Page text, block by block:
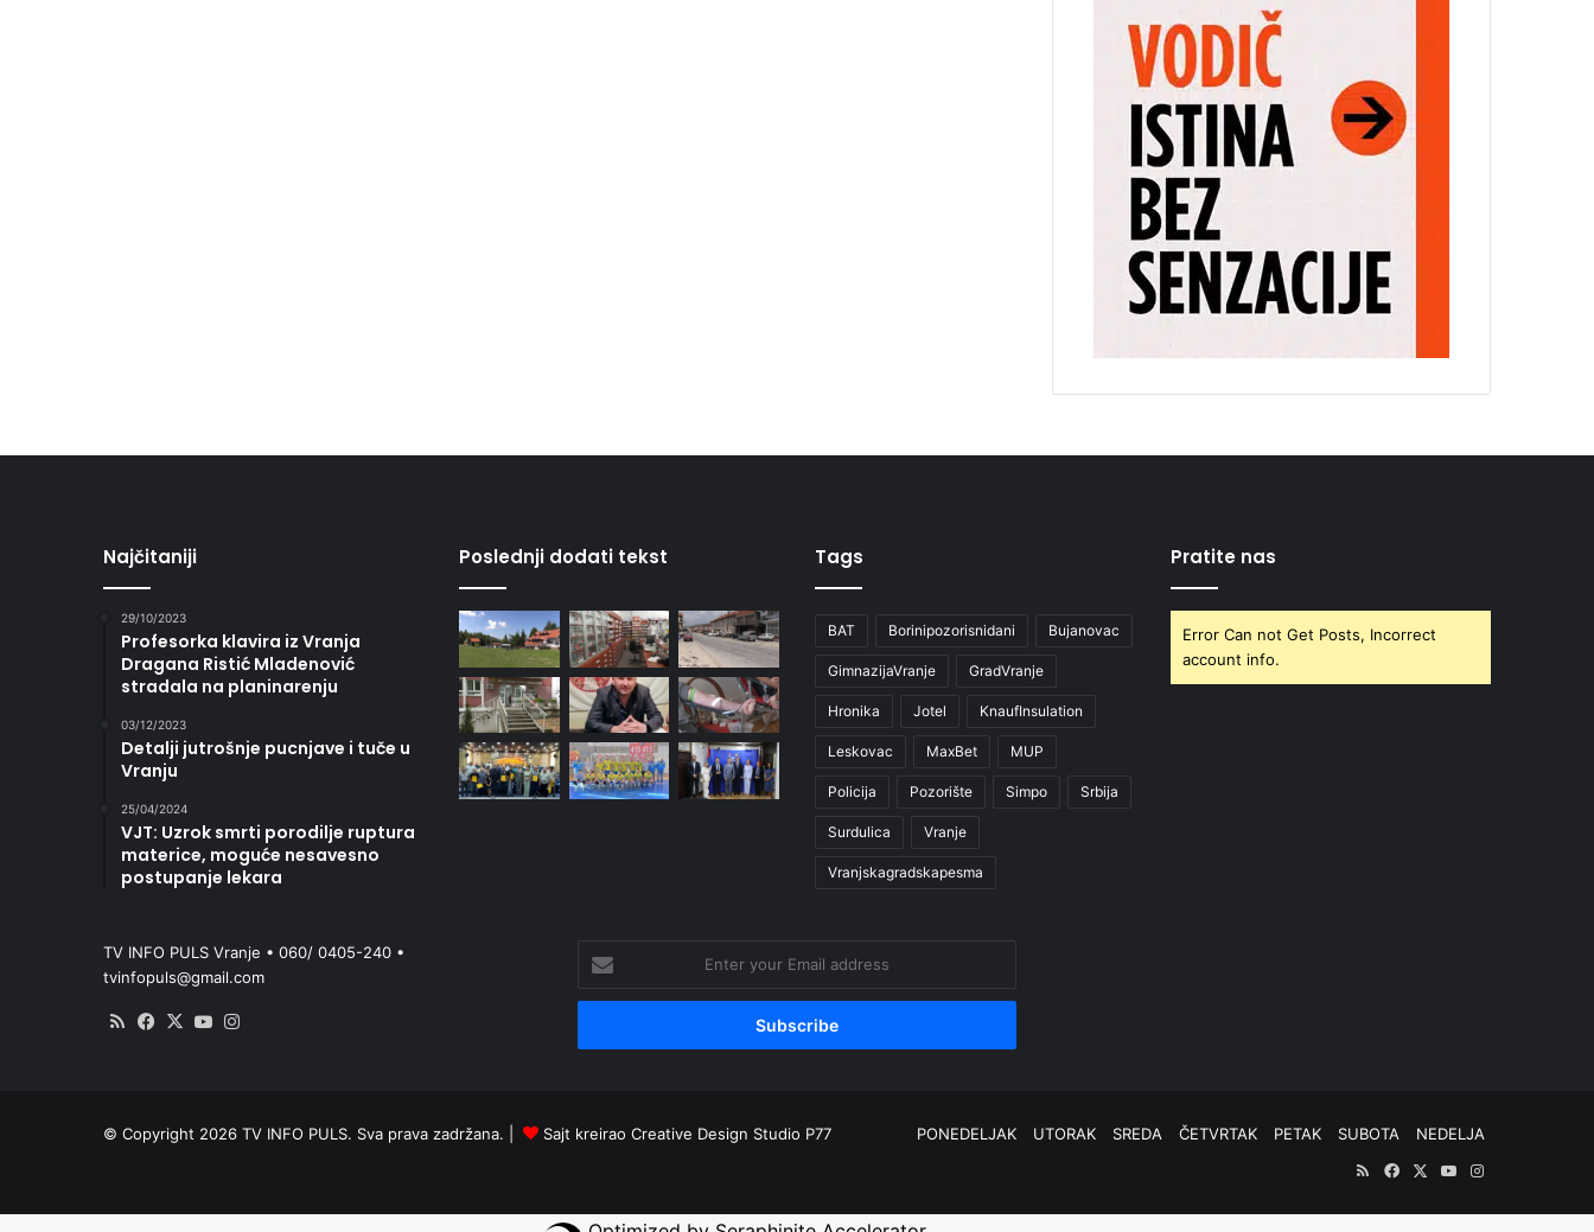
Najčitaniji
29/10/2023
Profesorka klavira iz Vranja
Dragana Ristić Mladenović
stradala na planinarenju
03/12/2023
Detalji jutrošnje pucnjave i tuče u
Vranju
25/04/2024
VJT: Uzrok smrti porodilje ruptura
materice, moguće nesavesno
postupanje lekara
Poslednji dodati tekst Tags
BAT Borinipozorisnidani Bujanovac
GimnazijaVranje GradVranje
Hronika Jotel KnaufInsulation
Leskovac MaxBet MUP
Policija Pozorište Simpo Srbija
Surdulica Vranje
Vranjskagradskapesma
Pratite nas
Error Can not Get Posts, Incorrect
account info.
TV INFO PULS Vranje • 060/ 0405-240 •
tvinfopuls@gmail.com
RSS Facebook
X YouTube
your
Email
© Copyright 2026 TV INFO PULS. Sva prava zadržana. | Sajt kreirao Creative Design Studio P77 PONEDELJAK UTORAK SREDA ČETVRTAK PETAK SUBOTA
NEDELJA
RSSFacebook
X YouTubeInstagram